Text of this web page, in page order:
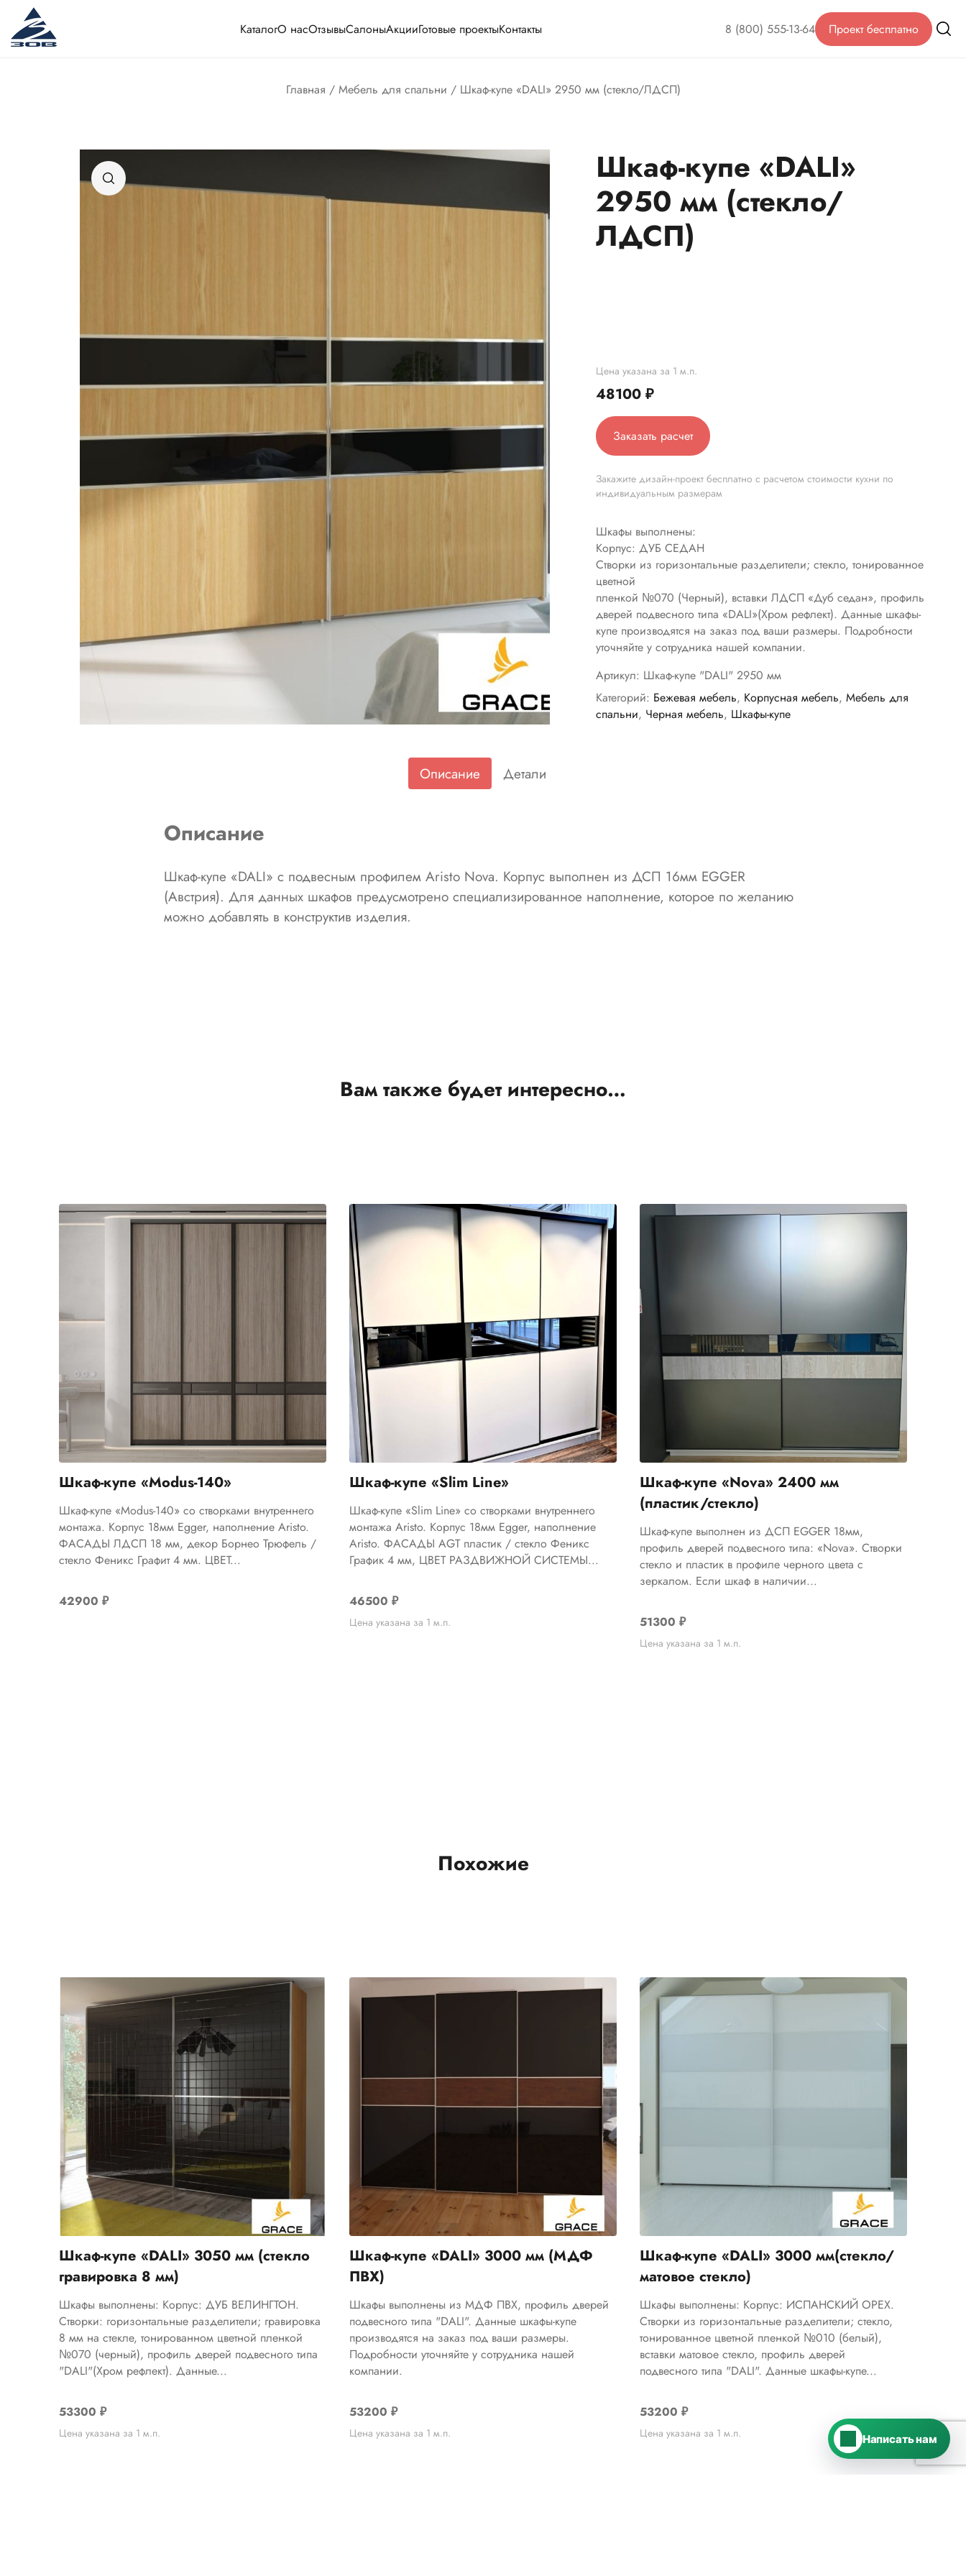
КаталогО насОтзывыСалоныАкцииГотовые проектыКонтакты 8 (800) 555-13-64 Проект бесплатно
Главная / Мебель для спальни / Шкаф-купе «DALI» 2950 мм (стекло/ЛДСП)
Шкаф-купе «DALI»
2950 мм (стекло/
ЛДСП)
Цена указана за 1 м.п.
48100 ₽
Заказать расчет
Закажите дизайн-проект бесплатно с расчетом стоимости кухни по
индивидуальным размерам
Шкафы выполнены:
Корпус: ДУБ СЕДАН
Створки из горизонтальные разделители; стекло, тонированное
цветной
пленкой №070 (Черный), вставки ЛДСП «Дуб седан», профиль
дверей подвесного типа «DALI»(Хром рефлект). Данные шкафы-
купе производятся на заказ под ваши размеры. Подробности
уточняйте у сотрудника нашей компании.
Артикул: Шкаф-купе "DALI" 2950 мм
Категорий: Бежевая мебель, Корпусная мебель, Мебель для
спальни, Черная мебель, Шкафы-купе
Описание Детали
Описание
Шкаф-купе «DALI» с подвесным профилем Aristo Nova. Корпус выполнен из ДСП 16мм EGGER
(Австрия). Для данных шкафов предусмотрено специализированное наполнение, которое по желанию
можно добавлять в конструктив изделия.
Вам также будет интересно…
Шкаф-купе «Modus-140»
Шкаф-купе «Modus-140» со створками внутреннего
монтажа. Корпус 18мм Egger, наполнение Aristo.
ФАСАДЫ ЛДСП 18 мм, декор Борнео Трюфель /
стекло Феникс Графит 4 мм. ЦВЕТ...
42900₽
Шкаф-купе «Slim Line»
Шкаф-купе «Slim Line» со створками внутреннего
монтажа Aristo. Корпус 18мм Egger, наполнение
Aristo. ФАСАДЫ AGT пластик / стекло Феникс
График 4 мм, ЦВЕТ РАЗДВИЖНОЙ СИСТЕМЫ...
46500₽
Цена указана за 1 м.п.
Шкаф-купе «Nova» 2400 мм
(пластик/стекло)
Шкаф-купе выполнен из ДСП EGGER 18мм,
профиль дверей подвесного типа: «Nova». Створки
стекло и пластик в профиле черного цвета с
зеркалом. Если шкаф в наличии...
51300 ₽
Цена указана за 1 м.п.
Похожие
Шкаф-купе «DALI» 3050 мм (стекло
гравировка 8 мм)
Шкафы выполнены: Корпус: ДУБ ВЕЛИНГТОН.
Створки: горизонтальные разделители; гравировка
8 мм на стекле, тонированном цветной пленкой
№070 (черный), профиль дверей подвесного типа
"DALI"(Хром рефлект). Данные...
53300₽
Цена указана за 1 м.п.
Шкаф-купе «DALI» 3000 мм (МДФ
ПВХ)
Шкафы выполнены из МДФ ПВХ, профиль дверей
подвесного типа "DALI". Данные шкафы-купе
производятся на заказ под ваши размеры.
Подробности уточняйте у сотрудника нашей
компании.
53200₽
Цена указана за 1 м.п.
Шкаф-купе «DALI» 3000 мм(стекло/
матовое стекло)
Шкафы выполнены: Корпус: ИСПАНСКИЙ ОРЕХ.
Створки из горизонтальные разделители; стекло,
тонированное цветной пленкой №010 (белый),
вставки матовое стекло, профиль дверей
подвесного типа "DALI". Данные шкафы-купе...
53200 ₽
Цена указана за 1 м.п.
MAX
Ответим в MAX
Написать нам